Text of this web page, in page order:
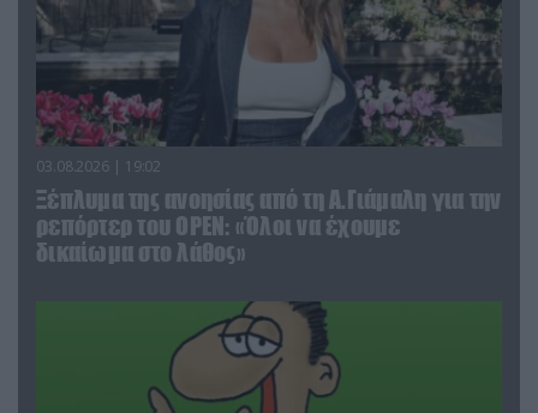
03.08.2026 | 19:02
Ξέπλυμα της ανοησίας από τη Α.Γιάμαλη για την
ρεπόρτερ του ΟΡΕΝ: «Όλοι να έχουμε
δικαίωμα στο λάθος»